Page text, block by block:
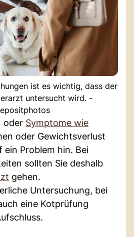
ist es wichtig, dass der
untersucht wird. -
oder Symptome wie
oder Gewichtsverlust
ein Problem hin. Bei
sollten Sie deshalb
gehen.
Untersuchung, bei
eine Kotprüfung